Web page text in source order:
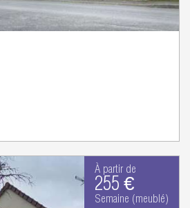
À partir de
255 €
Semaine (meublé)